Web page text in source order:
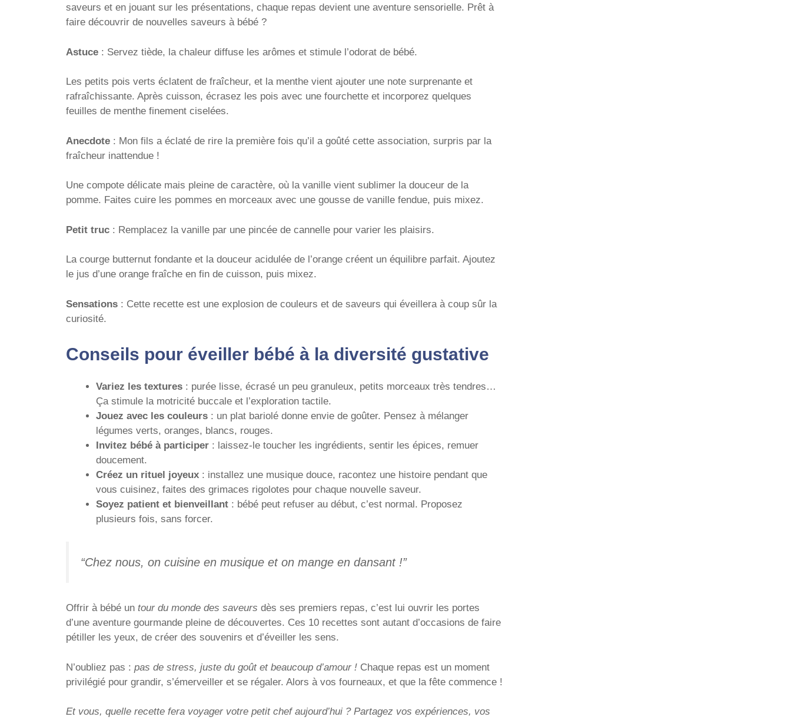
saveurs et en jouant sur les présentations, chaque repas devient une aventure sensorielle. Prêt à
faire découvrir de nouvelles saveurs à bébé ?
Astuce : Servez tiède, la chaleur diffuse les arômes et stimule l’odorat de bébé.
Les petits pois verts éclatent de fraîcheur, et la menthe vient ajouter une note surprenante et
rafraîchissante. Après cuisson, écrasez les pois avec une fourchette et incorporez quelques
feuilles de menthe finement ciselées.
Anecdote : Mon fils a éclaté de rire la première fois qu’il a goûté cette association, surpris par la
fraîcheur inattendue !
Une compote délicate mais pleine de caractère, où la vanille vient sublimer la douceur de la
pomme. Faites cuire les pommes en morceaux avec une gousse de vanille fendue, puis mixez.
Petit truc : Remplacez la vanille par une pincée de cannelle pour varier les plaisirs.
La courge butternut fondante et la douceur acidulée de l’orange créent un équilibre parfait. Ajoutez
le jus d’une orange fraîche en fin de cuisson, puis mixez.
Sensations : Cette recette est une explosion de couleurs et de saveurs qui éveillera à coup sûr la
curiosité.
Conseils pour éveiller bébé à la diversité gustative
Variez les textures : purée lisse, écrasé un peu granuleux, petits morceaux très tendres…
Ça stimule la motricité buccale et l’exploration tactile.
Jouez avec les couleurs : un plat bariolé donne envie de goûter. Pensez à mélanger
légumes verts, oranges, blancs, rouges.
Invitez bébé à participer : laissez-le toucher les ingrédients, sentir les épices, remuer
doucement.
Créez un rituel joyeux : installez une musique douce, racontez une histoire pendant que
vous cuisinez, faites des grimaces rigolotes pour chaque nouvelle saveur.
Soyez patient et bienveillant : bébé peut refuser au début, c’est normal. Proposez
plusieurs fois, sans forcer.
“Chez nous, on cuisine en musique et on mange en dansant !”
Offrir à bébé un tour du monde des saveurs dès ses premiers repas, c’est lui ouvrir les portes
d’une aventure gourmande pleine de découvertes. Ces 10 recettes sont autant d’occasions de faire
pétiller les yeux, de créer des souvenirs et d’éveiller les sens.
N’oubliez pas : pas de stress, juste du goût et beaucoup d’amour ! Chaque repas est un moment
privilégié pour grandir, s’émerveiller et se régaler. Alors à vos fourneaux, et que la fête commence !
Et vous, quelle recette fera voyager votre petit chef aujourd’hui ? Partagez vos expériences, vos